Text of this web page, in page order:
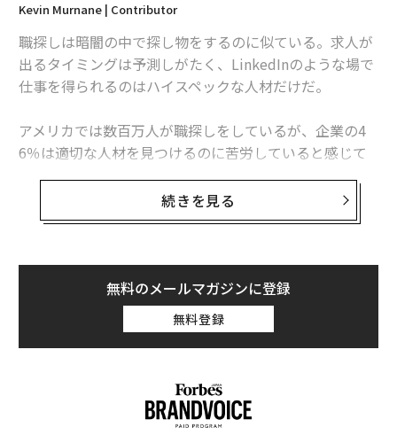
Kevin Murnane | Contributor
職探しは暗闇の中で探し物をするのに似ている。求人が
出るタイミングは予測しがたく、LinkedInのような場で
仕事を得られるのはハイスペックな人材だけだ。
アメリカでは数百万人が職探しをしているが、企業の4
6％は適切な人材を見つけるのに苦労していると感じて
いる。企業と求職者がうまくつながっていないのは明ら
かで、この問題に取り組もうと立ち上がったのがグーグ
ルだ。
グーグルのサンダー・ピチャイCEOは5月18日、
開発者向けカンファレンス「Google I/O」で「Google f
or Jobs」を発表した。ユーザーがグーグルで求職関連
の検索をすると、検索内容にマッチする求人情報を表示
する機能だ。機械学習を活用し、同様の職種について企
示できるようにする。
続きを見る
無料のメールマガジンに登録
無料登録